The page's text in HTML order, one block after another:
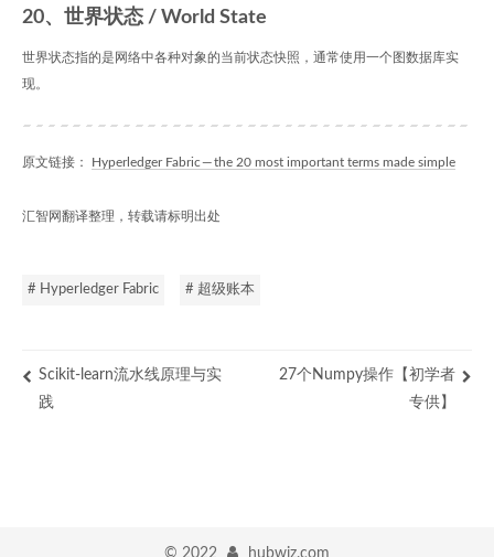
20、世界状态 / World State
世界状态指的是网络中各种对象的当前状态快照，通常使用一个图数据库实
现。
原文链接： Hyperledger Fabric — the 20 most important terms made simple
汇智网翻译整理，转载请标明出处
# Hyperledger Fabric # 超级账本
Scikit-learn流水线原理与实
践
27个Numpy操作【初学者
专供】
© 2022 hubwiz.com